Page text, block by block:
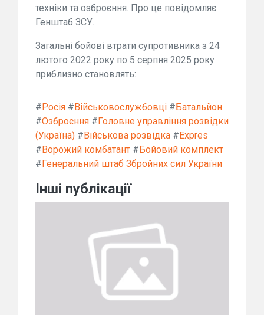
техніки та озброєння. Про це повідомляє
Генштаб ЗСУ.
Загальні бойові втрати супротивника з 24
лютого 2022 року по 5 серпня 2025 року
приблизно становлять:
#Росія #Військовослужбовці #Батальйон
#Озброєння #Головне управління розвідки
(Україна) #Військова розвідка #Expres
#Ворожий комбатант #Бойовий комплект
#Генеральний штаб Збройних сил України
Інші публікації